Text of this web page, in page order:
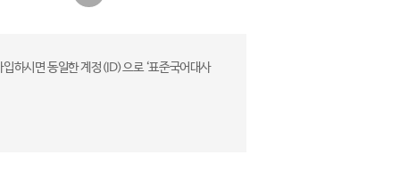
하시면 동일한 계정(ID)으로 ‘표준국어대사